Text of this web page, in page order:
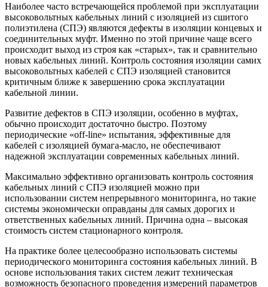
Наиболее часто встречающейся проблемой при эксплуатации
высоковольтных кабельных линий с изоляцией из сшитого
полиэтилена (СПЭ) являются дефекты в изоляции концевых и
соединительных муфт. Именно по этой причине чаще всего
происходит выход из строя как «старых», так и сравнительно
новых кабельных линий. Контроль состояния изоляции самих
высоковольтных кабелей с СПЭ изоляцией становится
критичным ближе к завершению срока эксплуатации
кабельной линии.
Развитие дефектов в СПЭ изоляции, особенно в муфтах,
обычно происходит достаточно быстро. Поэтому
периодические «off-line» испытания, эффективные для
кабелей с изоляцией бумага-масло, не обеспечивают
надежной эксплуатации современных кабельных линий.
Максимально эффективно организовать контроль состояния
кабельных линий с СПЭ изоляцией можно при
использовании систем непрерывного мониторинга, но такие
системы экономически оправданы для самых дорогих и
ответственных кабельных линий. Причина одна – высокая
стоимость систем стационарного контроля.
На практике более целесообразно использовать системы
периодического мониторинга состояния кабельных линий. В
основе использования таких систем лежит техническая
возможность безопасного проведения измерений параметров